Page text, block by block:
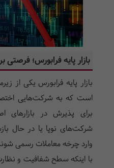
بازار پایه فرابورس؛
بازار پایه فرابورس یکی از
است که به شرکت‌هایی
برای پذیرش در بازارهای
شرکت‌های نوپا یا در حال
وارد چرخه معاملات رسمی
با اینکه سطح شفافیت و